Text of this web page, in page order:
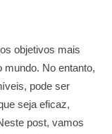
objetivos mais
No entanto,
pode ser
seja eficaz,
post, vamos